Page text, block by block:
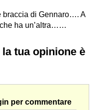
braccia di Gennaro…. A
che ha un’altra……
tua opinione è
per commentare